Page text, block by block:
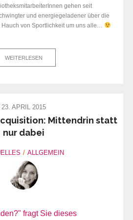
gehen seit
und energiegeladener über die
Hauch von Sportlichkeit um uns alle…
WEITERLESEN
23. APRIL 2015
Mittendrin statt
nur dabei
ALLGEMEIN